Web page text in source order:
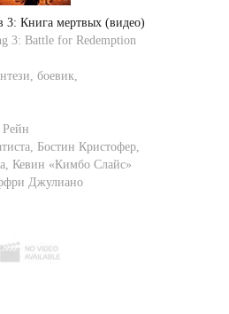
3: Книга мертвых (видео)
3: Battle for Redemption
боевик,
Рейн
, Бостин Кристофер,
, Кевин «Кимбо Слайс»
Джулиано